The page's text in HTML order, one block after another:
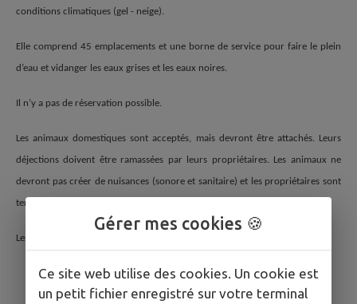
conditions climatiques (gel - neige).
Elle comprend 45 emplacements et une borne de service pour faire le plein
d’eau et vidanger les eaux grises et les eaux noires.
Il n’y a pas de réservation possible.
Les animaux domestiques sont acceptés, mais devront être attachés. Leurs
déjections doivent être ramassées par leurs propriétaires. Les animaux ne
devront pas créer de nuisances (sonore et sanitaire) et les propriétaires sont
tenus de veiller à la tranquillité de chacun.
Les barbecues sont strictement interdits ainsi que tous feux sur le site.
Gérer mes cookies 🍪
Ce site web utilise des cookies. Un cookie est
un petit fichier enregistré sur votre terminal